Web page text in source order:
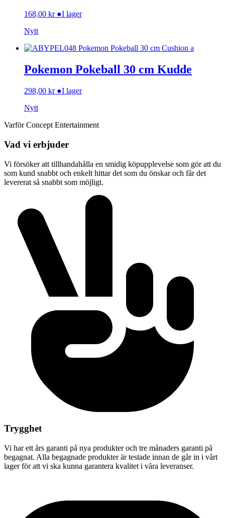
168,00 kr ●I lager
Nytt
Pokemon Pokeball 30 cm Kudde
298,00 kr ●I lager
Nytt
Varför Concept Entertainment
Vad vi erbjuder
Vi försöker att tillhandahålla en smidig köpupplevelse som gör att du
som kund snabbt och enkelt hittar det som du önskar och får det
levererat så snabbt som möjligt.
Trygghet
Vi har ett års garanti på nya produkter och tre månaders garanti på
begagnat. Alla begagnade produkter är testade innan de går in i vårt
lager för att vi ska kunna garantera kvalitet i våra leveranser.